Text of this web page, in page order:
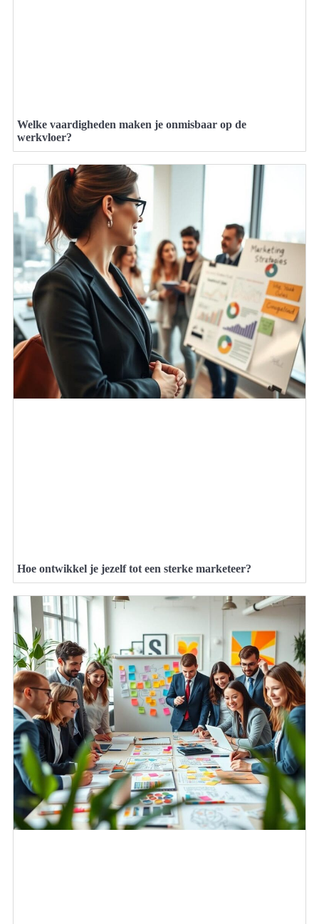
Welke vaardigheden maken je onmisbaar op de
werkvloer?
Hoe ontwikkel je jezelf tot een sterke marketeer?